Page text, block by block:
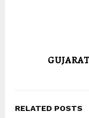
RELATED POSTS